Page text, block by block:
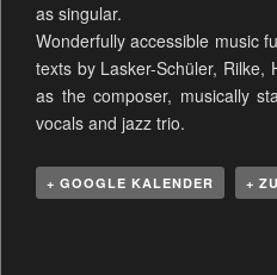
as singular.
Wonderfully accessible music
texts by Lasker-Schüler, Rilke,
as the composer, musically
vocals and jazz trio.
+ GOOGLE KALENDER +